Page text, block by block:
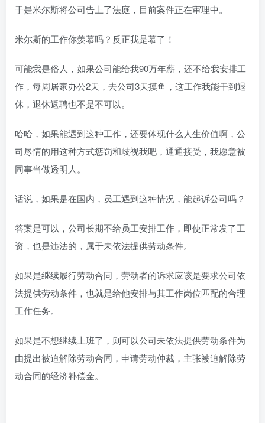
于是米尔斯将公司告上了法庭，目前案件正在审理中。
米尔斯的工作你羡慕吗？反正我是慕了！
可能我是俗人，如果公司能给我90万年薪，还不给我安排工
作，每周居家办公2天，去公司3天摸鱼，这工作我能干到退
休，退休返聘也不是不可以。
哈哈，如果能遇到这种工作，还要体现什么人生价值啊，公
司尽情的用这种方式惩罚和歧视我吧，通通接受，我愿意被
同事当做透明人。
话说，如果是在国内，员工遇到这种情况，能起诉公司吗？
答案是可以，公司长期不给员工安排工作，即使正常发了工
资，也是违法的，属于未依法提供劳动条件。
如果是继续履行劳动合同，劳动者的诉求应该是要求公司依
法提供劳动条件，也就是给他安排与其工作岗位匹配的合理
工作任务。
如果是不想继续上班了，则可以公司未依法提供劳动条件为
由提出被迫解除劳动合同，申请劳动仲裁，主张被迫解除劳
动合同的经济补偿金。